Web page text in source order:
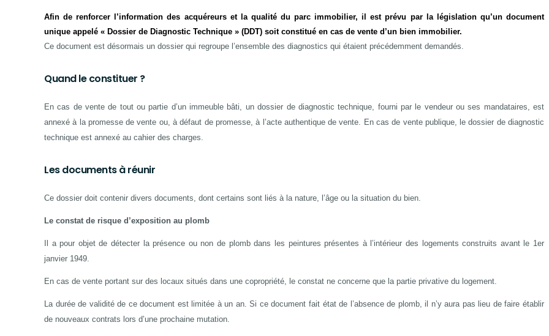
Afin de renforcer l’information des acquéreurs et la qualité du parc immobilier, il est prévu par la législation qu’un document
unique appelé « Dossier de Diagnostic Technique » (DDT) soit constitué en cas de vente d’un bien immobilier.
Ce document est désormais un dossier qui regroupe l’ensemble des diagnostics qui étaient précédemment demandés.
Quand le constituer ?
En cas de vente de tout ou partie d’un immeuble bâti, un dossier de diagnostic technique, fourni par le vendeur ou ses mandataires, est
annexé à la promesse de vente ou, à défaut de promesse, à l’acte authentique de vente. En cas de vente publique, le dossier de diagnostic
technique est annexé au cahier des charges.
Les documents à réunir
Ce dossier doit contenir divers documents, dont certains sont liés à la nature, l’âge ou la situation du bien.
Le constat de risque d’exposition au plomb
Il a pour objet de détecter la présence ou non de plomb dans les peintures présentes à l’intérieur des logements construits avant le 1er
janvier 1949.
En cas de vente portant sur des locaux situés dans une copropriété, le constat ne concerne que la partie privative du logement.
La durée de validité de ce document est limitée à un an. Si ce document fait état de l’absence de plomb, il n’y aura pas lieu de faire établir
de nouveaux contrats lors d’une prochaine mutation.